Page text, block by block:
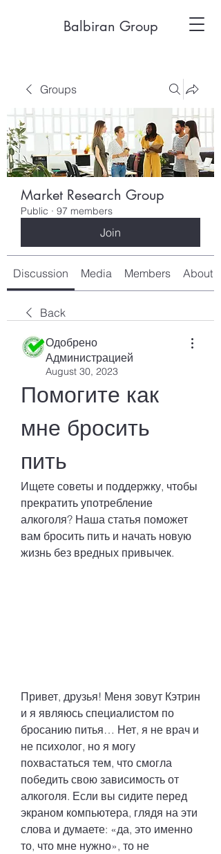
Balbiran Group
Groups
Market Research Group
Public · 97 members
Join
Discussion Media Members About
Back
Одобрено
Администрацией
August 30, 2023
Помогите как
мне бросить
пить
Ищете советы и поддержку, чтобы
прекратить употребление
алкоголя? Наша статья поможет
вам бросить пить и начать новую
жизнь без вредных привычек.
Привет, друзья! Меня зовут Кэтрин
и я являюсь специалистом по
бросанию питья… Нет, я не врач и
не психолог, но я могу
похвастаться тем, что смогла
победить свою зависимость от
алкоголя. Если вы сидите перед
экраном компьютера, глядя на эти
слова и думаете: «да, это именно
то, что мне нужно», то не